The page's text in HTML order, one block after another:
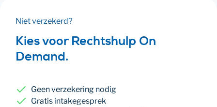
Niet verzekerd?
Kies voor Rechtshulp On
Demand.
Geen verzekering nodig
Gratis intakegesprek